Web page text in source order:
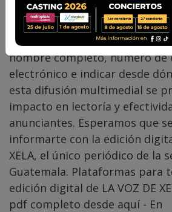
costo, y recibir cada sábado
en su correo electrónico,
lavozdexela@gmail.com los
nombre completo, número de
electrónico e indicar desde
esta difusión multimedial se
impacto en lectoría y
anunciantes. Esperamos que
informarte con la edición
XELA, el único periódico de la
Guatemala. Plataformas para
edición digital de LA VOZ DE
pdf completo desde aquí - En